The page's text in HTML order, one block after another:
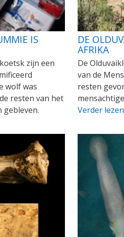
IS
zijn een
wolf was
resten van het
gebleven.
DE
AFRIKA
De
van de
resten
Verder lezen